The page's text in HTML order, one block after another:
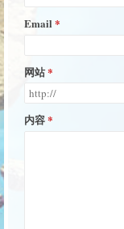
Email
网站
内容